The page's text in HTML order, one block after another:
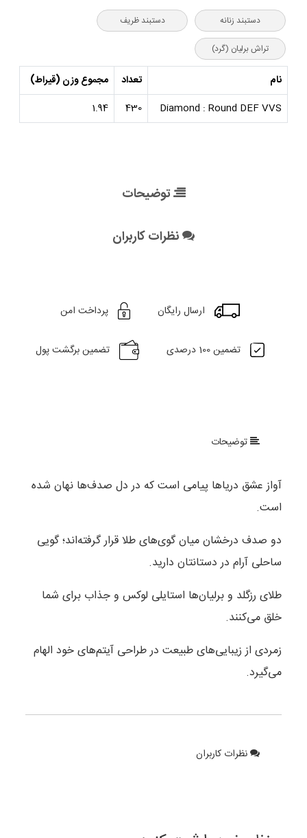
دستبند زنانه دستبند ظریف
تراش برلیان (گرد)
نام تعداد
مجموع وزن (قیراط)
Diamond : Round DEF VVS
430
1.94
توضیحات
نظرات کاربران
ارسال رایگان پرداخت امن
تضمین 100 درصدی تضمین برگشت پول
توضیحات
آواز عشق دریاها پیامی است که در دل صدف‌ها نهان شده
است.
دو صدف درخشان میان گوی‌های طلا قرار گرفته‌اند؛ گویی
ساحلی آرام در دستانتان دارید.
طلای رزگلد و برلیان‌ها استایلی لوکس و جذاب برای شما
خلق می‌کنند.
زمردی از زیبایی‌های طبیعت در طراحی‌ آیتم‌های خود الهام
می‌گیرد.
نظرات کاربران